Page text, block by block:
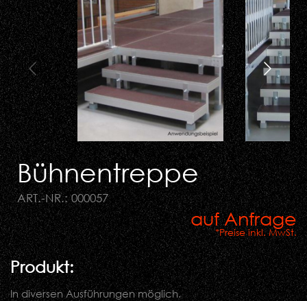
Bühnentreppe
ART.-NR.: 000057
auf Anfrage
*Preise inkl. MwSt.
Produkt:
In diversen Ausführungen möglich.